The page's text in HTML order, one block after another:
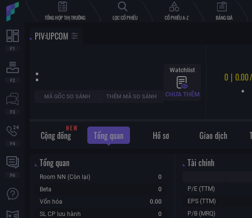
TỔNG HỢP THỊ TRƯỜNG LỌC CỔ PHIẾU CỔ PHIẾU A-Z BẢNG GIÁ
PIV:UPCOM
:
MÃ GỐC SO SÁNH THÊM MÃ SO SÁNH
Watchlist
CHƯA THÊM
0 | 0.00/
NEW
Cộng đồng Tổng quan Hồ sơ Giao dịch
Tổng quan
Room NN (Còn lại)
0
Beta
0
Vốn hóa
0.00
SL CP lưu hành
0
Tài chính
P/E (TTM)
EPS (TTM)
P/B (MRQ)